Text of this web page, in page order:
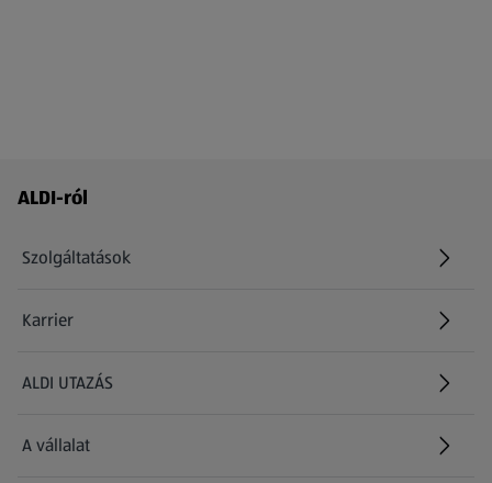
Láblécmenü - további linkek
ALDI-ról
Szolgáltatások
Karrier
(új oldalon nyílik meg)
ALDI UTAZÁS
(új oldalon nyílik meg)
A vállalat